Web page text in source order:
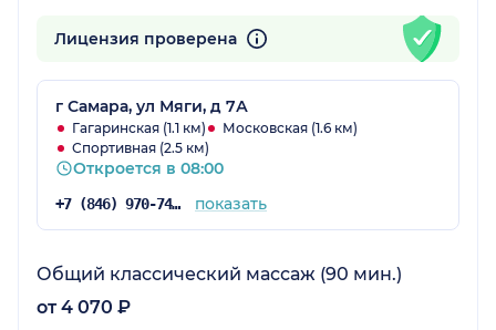
Лицензия проверена
г Самара, ул Мяги, д 7А
Гагаринская (1.1 км)
Московская (1.6 км)
Спортивная (2.5 км)
Откроется в 08:00
+7 (846) 970-74-29 показать
Общий классический массаж (90 мин.)
от 4 070 ₽